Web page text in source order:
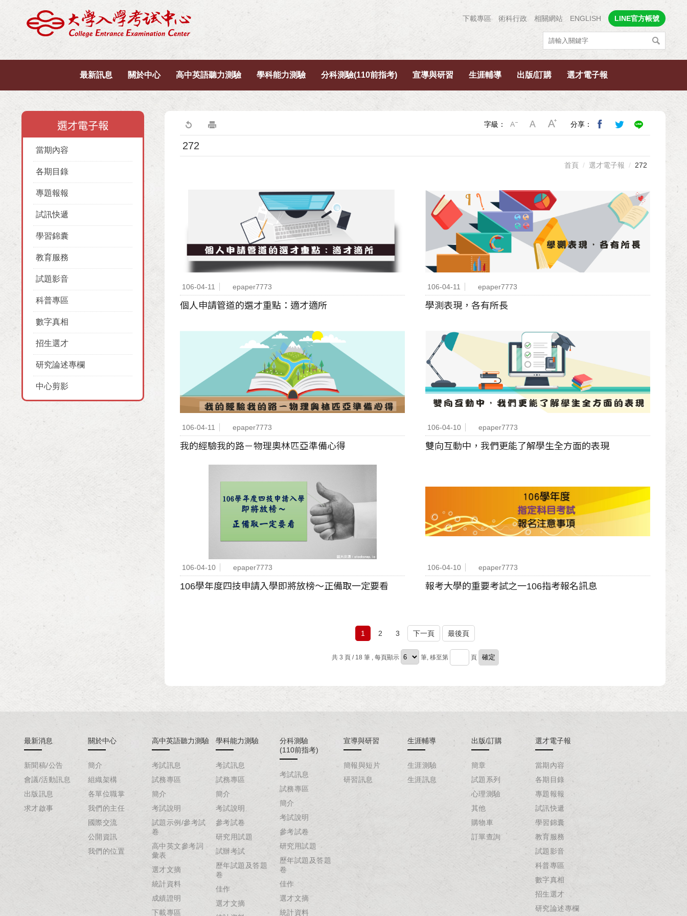
下載專區 術科行政 相關網站 ENGLISH LINE官方帳號
最新訊息 關於中心 高中英語聽力測驗 學科能力測驗 分科測驗(110前指考) 宣導與研習 生涯輔導 出版/訂購 選才電子報
選才電子報
當期內容
各期目錄
專題報報
試訊快遞
學習錦囊
教育服務
試題影音
科普專區
數字真相
招生選才
研究論述專欄
中心剪影
字級： 分享：
272
首頁 選才電子報 272
106-04-11 epaper7773
個人申請管道的選才重點：適才適所
106-04-11 epaper7773
學測表現，各有所長
106-04-11 epaper7773
我的經驗我的路－物理奧林匹亞準備心得
106-04-10 epaper7773
雙向互動中，我們更能了解學生全方面的表現
106-04-10 epaper7773
106學年度四技申請入學即將放榜～正備取一定要看
106-04-10 epaper7773
報考大學的重要考試之一106指考報名訊息
1 2 3 下一頁 最後頁
共 3 頁 / 18 筆 , 每頁顯示 筆, 移至第 頁
最新消息
新聞稿/公告
會議/活動訊息
出版訊息
求才啟事
關於中心
簡介
組織架構
各單位職掌
我們的主任
國際交流
公開資訊
我們的位置
高中英語聽力測驗
考試訊息
試務專區
簡介
考試說明
試題示例/參考試
卷
高中英文參考詞
彙表
選才文摘
統計資料
成績證明
下載專區
學科能力測驗
考試訊息
試務專區
簡介
考試說明
參考試卷
研究用試題
試辦考試
歷年試題及答題
卷
佳作
選才文摘
分科測驗
(110前指考)
考試訊息
試務專區
簡介
考試說明
參考試卷
研究用試題
歷年試題及答題
卷
佳作
選才文摘
統計資料
宣導與研習
簡報與短片
研習訊息
生涯輔導
生涯測驗
生涯訊息
出版/訂購
簡章
試題系列
心理測驗
其他
購物車
訂單查詢
選才電子報
當期內容
各期目錄
專題報報
試訊快遞
學習錦囊
教育服務
試題影音
科普專區
數字真相
招生選才
研究論述專欄